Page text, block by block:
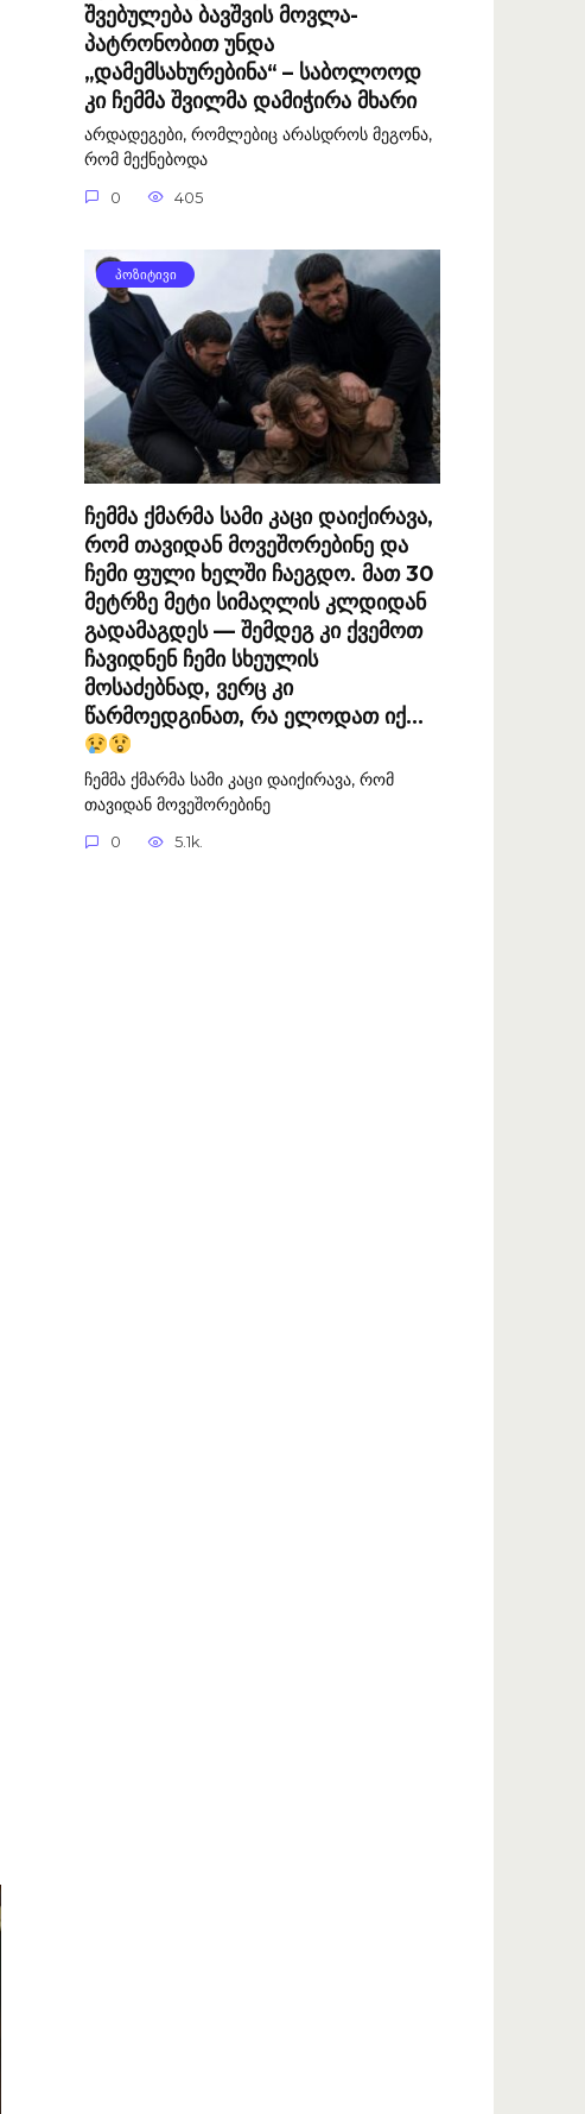
შვებულება ბავშვის მოვლა-
პატრონობით უნდა
„დამემსახურებინა“ – საბოლოოდ
კი ჩემმა შვილმა დამიჭირა მხარი
არდადეგები, რომლებიც არასდროს მეგონა,
რომ მექნებოდა
0 405
ᲞᲝᲖᲘᲢᲘᲕᲘ
ჩემმა ქმარმა სამი კაცი დაიქირავა,
რომ თავიდან მოვეშორებინე და
ჩემი ფული ხელში ჩაეგდო. მათ 30
მეტრზე მეტი სიმაღლის კლდიდან
გადამაგდეს — შემდეგ კი ქვემოთ
ჩავიდნენ ჩემი სხეულის
მოსაძებნად, ვერც კი
წარმოედგინათ, რა ელოდათ იქ…
ჩემმა ქმარმა სამი კაცი დაიქირავა, რომ
თავიდან მოვეშორებინე
0 5.1k.